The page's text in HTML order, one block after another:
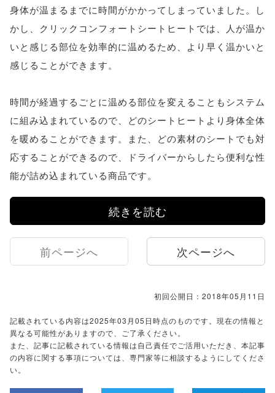
身体が温まるまでに時間がかかってしまっていました。し
かし、クリックコンフォートシートヒートでは、人が温か
いと感じる部位を効率的に温めるため、より早く温かいと
感じることができます。
時間が経過するごとに温める部位を変えることもシステム
に組み込まれているので、どのシートヒートより身体全体
を暖めることができます。また、どの素材のシートでも対
応することができるので、ドライバーからしたら便利な性
能が詰め込まれている商品です。
続きを読む
前ページへ 次ページへ
初回公開日：2018年05月11日
記載されている内容は2025年03月05日時点のものです。現在の情報と
異なる可能性がありますので、ご了承ください。
また、記事に記載されている情報は自己責任でご活用いただき、本記事
の内容に関する事項については、専門家等に相談するようにしてくださ
い。